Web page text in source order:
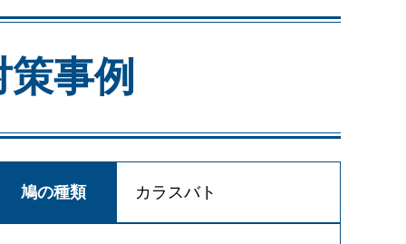
事例
鳩の種類 カラスバト